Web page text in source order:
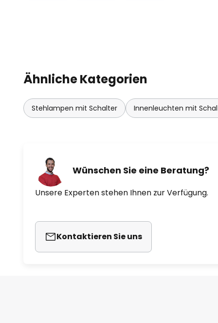
Ähnliche Kategorien
Stehlampen mit Schalter Innenleuchten mit
Wünschen Sie eine Beratung?
Unsere Experten stehen Ihnen zur Verfügung.
Kontaktieren Sie uns